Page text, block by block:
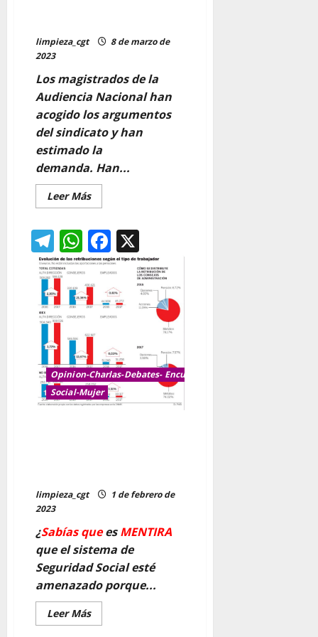
limpieza_cgt
8 de marzo de
2023
Los magistrados de la
Audiencia Nacional han
acogido los argumentos
del sindicato y han
estimado la
demanda. Han...
Leer MásLeer
más
CGT
gana
un
pleito
contra
GSS:
Tendrán
que
informar
los
salarios
para
promover
la
igualdad
Telegram
WhatsApp
Facebook
Opinion-Charlas-Debates- Encuentros y jornadas
Social-Mujer
limpieza_cgt
1 de febrero de
2023
¿Sabías queesMENTIRA
que el sistema de
Seguridad Social esté
amenazado porque...
Leer MásLeer
más